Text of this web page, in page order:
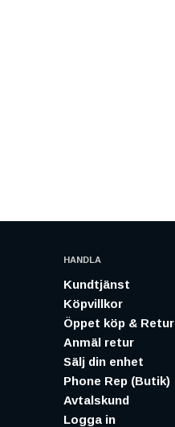
HANDLA
Kundtjänst
Köpvillkor
Öppet köp & Retur
Anmäl retur
Sälj din enhet
Phone Rep (Butik)
Avtalskund
Logga in